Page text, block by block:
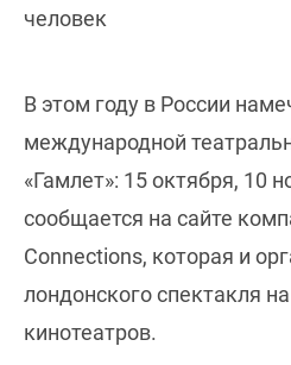
человек
В этом году в России
международной
«Гамлет»: 15 октября, 10
сообщается на сайте
Connections, которая и
лондонского спектакля
кинотеатров.